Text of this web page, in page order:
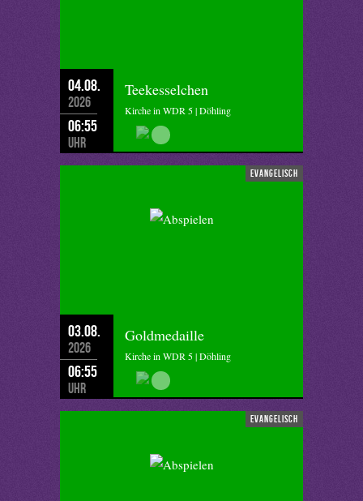
04.08.
2026
06:55
Uhr
Teekesselchen
Kirche in WDR 5 | Döhling
evangelisch
03.08.
2026
06:55
Uhr
Goldmedaille
Kirche in WDR 5 | Döhling
evangelisch